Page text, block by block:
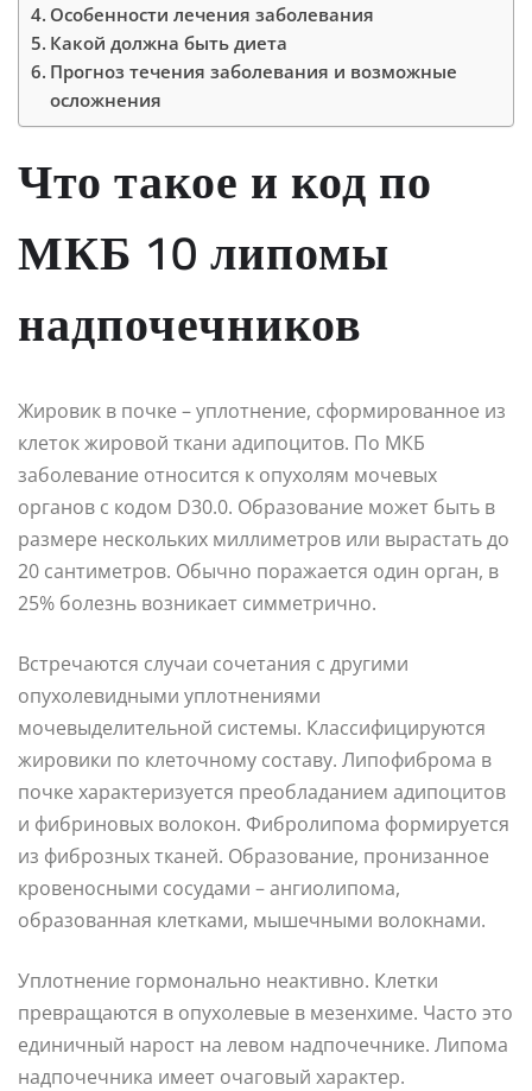
Особенности лечения заболевания
Какой должна быть диета
Прогноз течения заболевания и возможные
осложнения
Что такое и код по
МКБ 10 липомы
надпочечников
Жировик в почке – уплотнение, сформированное из
клеток жировой ткани адипоцитов. По МКБ
заболевание относится к опухолям мочевых
органов с кодом D30.0. Образование может быть в
размере нескольких миллиметров или вырастать до
20 сантиметров. Обычно поражается один орган, в
25% болезнь возникает симметрично.
Встречаются случаи сочетания с другими
опухолевидными уплотнениями
мочевыделительной системы. Классифицируются
жировики по клеточному составу. Липофиброма в
почке характеризуется преобладанием адипоцитов
и фибриновых волокон. Фибролипома формируется
из фиброзных тканей. Образование, пронизанное
кровеносными сосудами – ангиолипома,
образованная клетками, мышечными волокнами.
Уплотнение гормонально неактивно. Клетки
превращаются в опухолевые в мезенхиме. Часто это
единичный нарост на левом надпочечнике. Липома
надпочечника имеет очаговый характер.